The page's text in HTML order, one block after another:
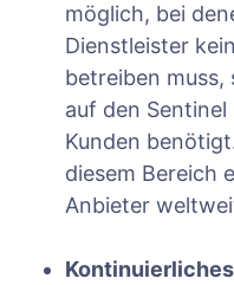
möglich, bei
Dienstleister
betreiben
auf den
Kunden
diesem Bereich
Anbieter